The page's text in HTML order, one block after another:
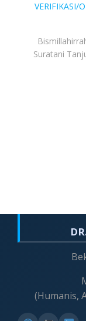
VERIFIKASI/
Suratani
(Humanis,